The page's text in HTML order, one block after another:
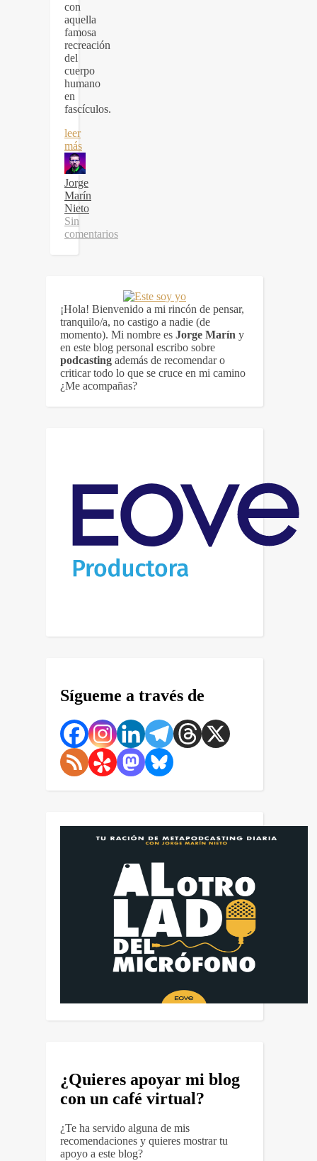
con
aquella
famosa
recreación
del
cuerpo
humano
en
fascículos.
leer
más
Jorge
Marín
Nieto
Sin
comentarios
¡Hola! Bienvenido a mi rincón de pensar,
tranquilo/a, no castigo a nadie (de
momento). Mi nombre es Jorge Marín y
en este blog personal escribo sobre
podcasting además de recomendar o
criticar todo lo que se cruce en mi camino
¿Me acompañas?
Sígueme a través de
¿Quieres apoyar mi blog
con un café virtual?
¿Te ha servido alguna de mis
recomendaciones y quieres mostrar tu
apoyo a este blog?